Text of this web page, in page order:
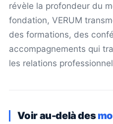
révèle la profondeur du
fondation, VERUM
des formations, des
accompagnements qui
les relations
Voir au-delà des